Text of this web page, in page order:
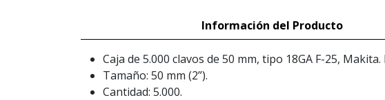
Información del Producto
Caja de 5.000 clavos de 50 mm, tipo 18GA F-25,
Tamaño: 50 mm (2”).
Cantidad: 5.000.